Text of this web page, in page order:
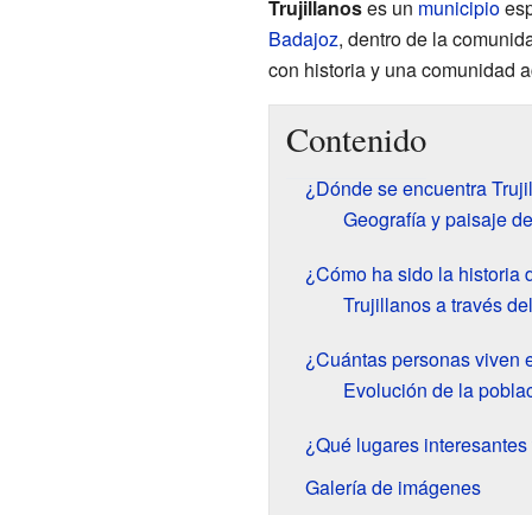
Trujillanoses un municipio
Badajoz, dentro de la
con historia y una comunidad
Contenido
¿Dónde se encuentra
Geografía y paisaje
¿Cómo ha sido la historia
Trujillanos a través
¿Cuántas personas viven
Evolución de la
¿Qué lugares
Galería de imágenes